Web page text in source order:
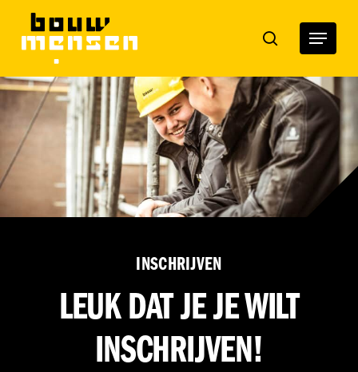
main
search Menu
INSCHRIJVEN
LEUK DAT JE JE WILT
INSCHRIJVEN!